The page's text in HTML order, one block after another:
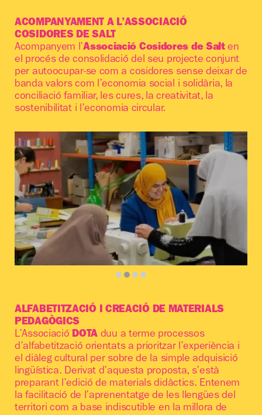
ACOMPANYAMENT A L’ASSOCIACIÓ
COSIDORES DE SALT
Acompanyem l’Associació Cosidores de Salten
el procés de consolidació del seu projecte conjunt
per autoocupar-se com a cosidores sense deixar de
banda valors com l’economia social i solidària, la
conciliació familiar, les cures, la creativitat, la
sostenibilitat i l’economia circular.
Diapositiva 2 de 4: Cosidores de Salt 2 | © ©SomdeSalt
ALFABETITZACIÓ I CREACIÓ DE MATERIALS
PEDAGÒGICS
L’Associació DOTA duu a terme processos
d’alfabetització orientats a prioritzar l’experiència i
el diàleg cultural per sobre de la simple adquisició
lingüística. Derivat d’aquesta proposta, s’està
preparant l’edició de materials didàctics. Entenem
la facilitació de l’aprenentatge de les llengües del
territori com a base indiscutible en la millora de